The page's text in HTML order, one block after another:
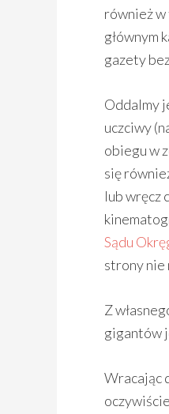
również
głównym
gazety
Oddalmy
uczciwy
obiegu w
się
lub wręcz
Sądu
strony nie
Z
gigantów
Wracając